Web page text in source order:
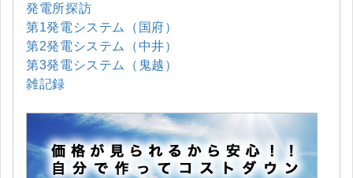
発電所探訪
第1発電システム（国府）
第2発電システム（中井）
第3発電システム（鬼越）
雑記録